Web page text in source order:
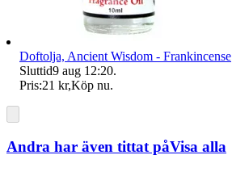
Doftolja, Ancient Wisdom - Frankincense
Sluttid9 aug 12:20.
Pris:21 kr,Köp nu.
Andra har även tittat påVisa alla